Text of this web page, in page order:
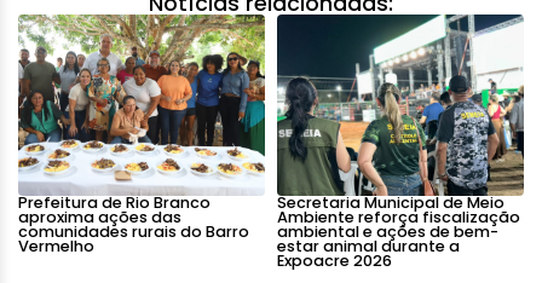
Prefeitura de Rio Branco
aproxima ações das
comunidades rurais do Barro
Vermelho
Secretaria Municipal de Meio
Ambiente reforça fiscalização
ambiental e ações de bem-
estar animal durante a
Expoacre 2026